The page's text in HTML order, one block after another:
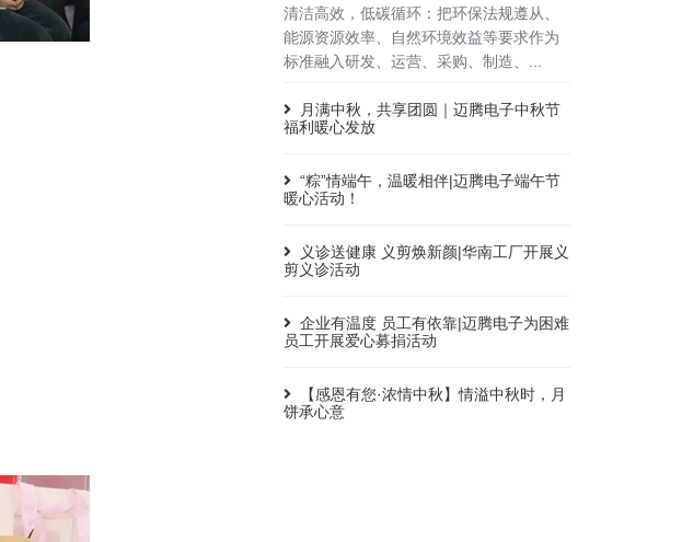
清洁高效，低碳循环：把环保法规遵从、
能源资源效率、自然环境效益等要求作为
标准融入研发、运营、采购、制造、...
月满中秋，共享团圆｜迈腾电子中秋节
福利暖心发放
“粽”情端午，温暖相伴|迈腾电子端午节
暖心活动！
义诊送健康 义剪焕新颜|华南工厂开展义
剪义诊活动
企业有温度 员工有依靠|迈腾电子为困难
员工开展爱心募捐活动
【感恩有您·浓情中秋】情溢中秋时，月
饼承心意